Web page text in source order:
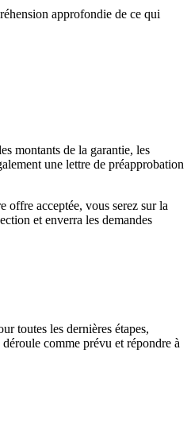
approfondie de ce qui
montants de la garantie, les
une lettre de préapprobation
acceptée, vous serez sur la
et enverra les demandes
toutes les dernières étapes,
comme prévu et répondre à